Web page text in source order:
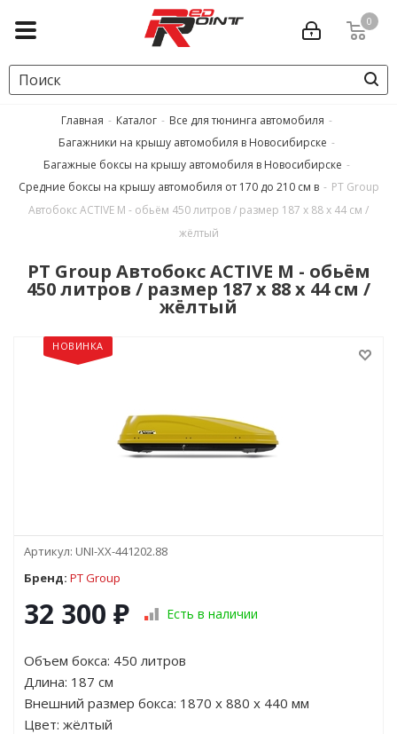
0
Главная - Каталог - Все для тюнинга автомобиля -
Багажники на крышу автомобиля в Новосибирске -
Багажные боксы на крышу автомобиля в Новосибирске -
Средние боксы на крышу автомобиля от 170 до 210 см в - PT Group
Автобокс ACTIVE M - обьём 450 литров / размер 187 х 88 х 44 см /
жёлтый
PT Group Автобокс ACTIVE M - обьём
450 литров / размер 187 х 88 х 44 см /
жёлтый
НОВИНКА
Артикул: UNI-XX-441202.88
Бренд: PT Group
32 300 ₽ Есть в наличии
Объем бокса: 450 литров
Длина: 187 см
Внешний размер бокса: 1870 х 880 х 440 мм
Цвет: жёлтый